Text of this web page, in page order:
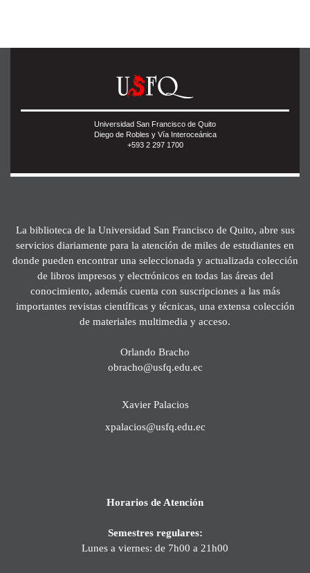
Universidad San Francisco de Quito
Diego de Robles y Vía Interoceánica
+593 2 297 1700
La biblioteca de la Universidad San Francisco de Quito, abre sus
servicios diariamente para la atención de miles de estudiantes en
donde pueden encontrar una seleccionada y actualizada colección
de libros impresos y electrónicos en todas las áreas del
conocimiento, además cuenta con suscripciones a las más
importantes revistas científicas y técnicas, una extensa colección
de materiales multimedia y acceso.
Orlando Bracho
obracho@usfq.edu.ec
Xavier Palacios
xpalacios@usfq.edu.ec
Horarios de Atención
Semestres regulares:
Lunes a viernes: de 7h00 a 21h00